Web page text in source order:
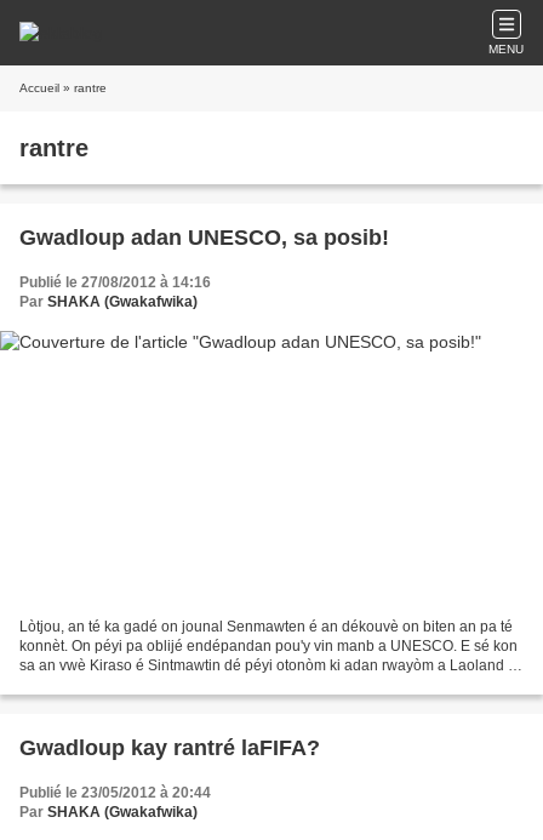
MENU
Accueil » rantre
rantre
Gwadloup adan UNESCO, sa posib!
Publié le 27/08/2012 à 14:16
Par SHAKA (Gwakafwika)
Lòtjou, an té ka gadé on jounal Senmawten é an dékouvè on biten an pa té
konnèt. On péyi pa oblijé endépandan pou'y vin manb a UNESCO. E sé kon
sa an vwè Kiraso é Sintmawtin dé péyi otonòm ki adan rwayòm a Laoland ki
Gwadloup kay rantré laFIFA?
Publié le 23/05/2012 à 20:44
Par SHAKA (Gwakafwika)